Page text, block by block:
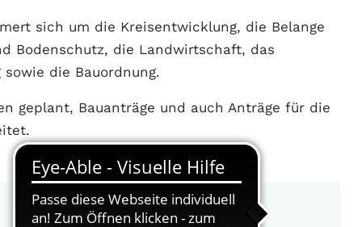
sich um die Kreisentwicklung, die Belange
Bodenschutz, die Landwirtschaft, das
die Bauordnung.
geplant, Bauanträge und auch Anträge für die